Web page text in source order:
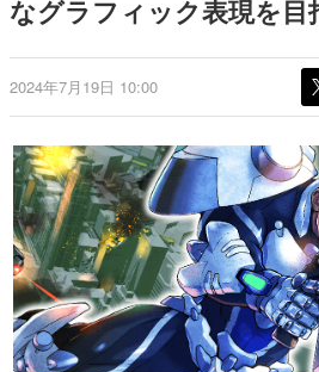
これからのデジタルゲーム
ゲーム世代の作家たち
ゲームに多大な影響を受け
画です。
日本モバイルゲーム産
日本のモバイルゲーム史に
ルを網羅するほか、開発者
解説を掲載。約20年の歴史
若ゲのいたり〜ゲーム
『うつヌケ』『ペンと箸』
一先生によるゲーム業界レ
なグラフィック表現を目
2024年7月19日 10:00